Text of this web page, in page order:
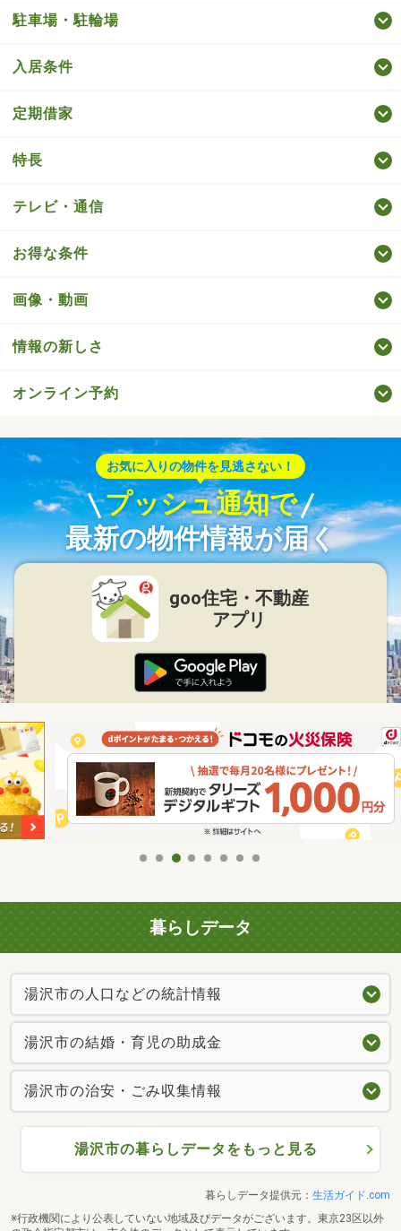
駐車場・駐輪場
入居条件
定期借家
特長
テレビ・通信
お得な条件
画像・動画
情報の新しさ
オンライン予約
お気に入りの物件を見逃さない！
プッシュ通知で
最新の物件情報が届く
goo住宅・不動産
アプリ
暮らしデータ
湯沢市の人口などの統計情報
湯沢市の結婚・育児の助成金
湯沢市の治安・ごみ収集情報
湯沢市の暮らしデータをもっと見る
暮らしデータ提供元： 生活ガイド.com
※行政機関により公表していない地域及びデータがございます。東京23区以外